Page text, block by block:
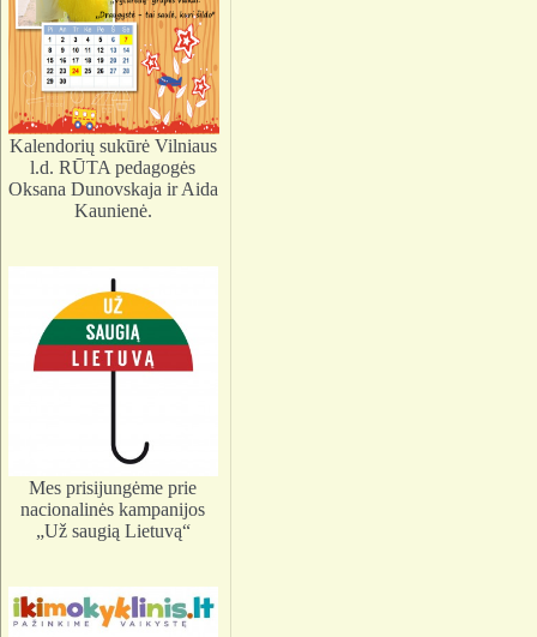
Kalendorių sukūrė Vilniaus
l.d. RŪTA pedagogės
Oksana Dunovskaja ir Aida
Kaunienė.
Mes prisijungėme prie
nacionalinės kampanijos
„Už saugią Lietuvą“